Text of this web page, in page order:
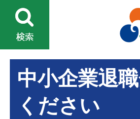
中小企業退
ください